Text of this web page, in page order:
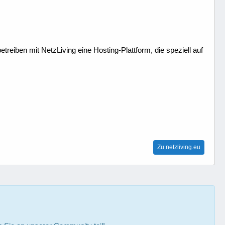
mit NetzLiving eine Hosting-Plattform, die speziell auf
Zu netzliving.eu